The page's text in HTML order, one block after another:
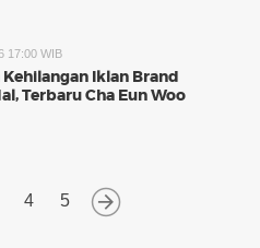
17:00 WIB
Iklan Brand
Terbaru Cha Eun Woo
4 5